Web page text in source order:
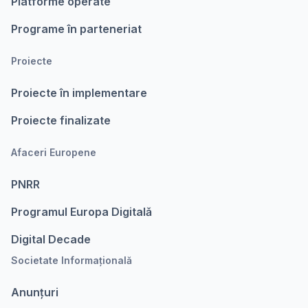
Programe în parteneriat
Proiecte
Proiecte în implementare
Proiecte finalizate
Afaceri Europene
PNRR
Programul Europa Digitalǎ
Digital Decade
Societate Informațională
Anunțuri